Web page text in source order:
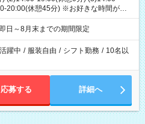
20:00(休憩45分) ※お好きな時間が選べ
日～8月末までの期間限定
躍中 / 服装自由 / シフト勤務 / 10名以
応募する 詳細へ